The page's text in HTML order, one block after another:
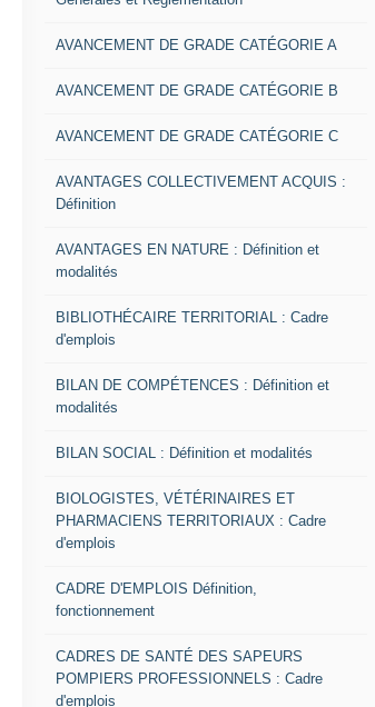
AVANCEMENT DE GRADE CATÉGORIE A
AVANCEMENT DE GRADE CATÉGORIE B
AVANCEMENT DE GRADE CATÉGORIE C
AVANTAGES COLLECTIVEMENT ACQUIS :
Définition
AVANTAGES EN NATURE : Définition et
modalités
BIBLIOTHÉCAIRE TERRITORIAL : Cadre
d'emplois
BILAN DE COMPÉTENCES : Définition et
modalités
BILAN SOCIAL : Définition et modalités
BIOLOGISTES, VÉTÉRINAIRES ET
PHARMACIENS TERRITORIAUX : Cadre
d'emplois
CADRE D'EMPLOIS Définition,
fonctionnement
CADRES DE SANTÉ DES SAPEURS
POMPIERS PROFESSIONNELS : Cadre
d'emplois